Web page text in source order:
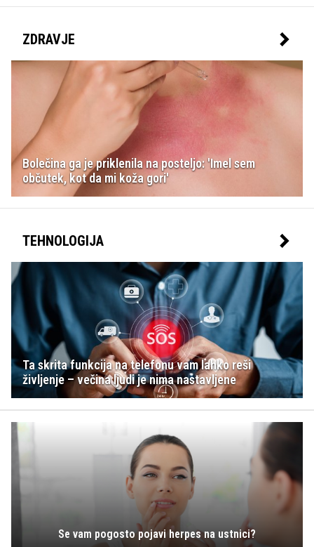
ZDRAVJE
Bolečina ga je priklenila na posteljo: 'Imel sem
občutek, kot da mi koža gori'
TEHNOLOGIJA
Ta skrita funkcija na telefonu vam lahko reši
življenje – večina ljudi je nima nastavljene
Se vam pogosto pojavi herpes na ustnici?